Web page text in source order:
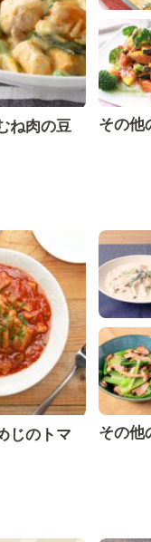
ね肉の豆
その他
じのトマ
その他